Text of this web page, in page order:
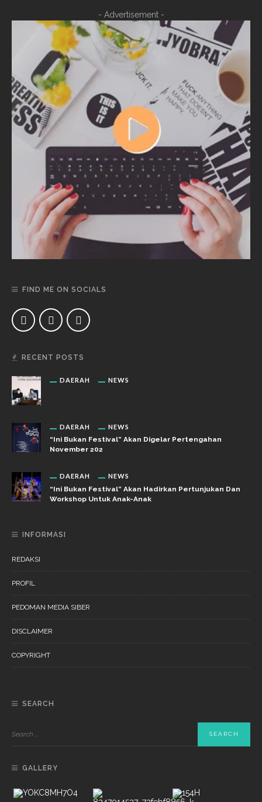
- Advertisement -
FIND ME ON SOCIALS
RECENT POSTS
DAERAH NEWS
DAERAH NEWS
“Ini Bukan Festival” Akan Digelar Pertengahan
November 202
DAERAH NEWS
“Ini Bukan Festival” Akan Hadirkan Pertunjukan Dan
Workshop Untuk Anak-Anak
INFORMASI
REDAKSI
PROFIL
PEDOMAN MEDIA SIBER
DISCLAIMER
COPYRIGHT
SEARCH
GALLERY